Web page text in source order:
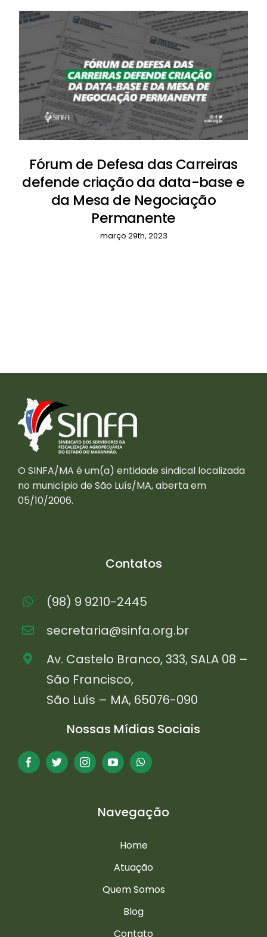
Fórum de Defesa das Carreiras
defende criação da data-base e
da Mesa de Negociação
Permanente
março 29th, 2023
O SINFA/MA é um(a) entidade sindical localizada
no município de São Luís/MA, aberta em
05/10/2006.
Contatos
(98) 9 9210-2445
secretaria@sinfa.org.br
Av. Castelo Branco, 333, SALA 08 –
São Francisco,
São Luís – MA, 65076-090
Nossas Mídias Sociais
Navegação
Home
Atuação
Quem Somos
Blog
Contato